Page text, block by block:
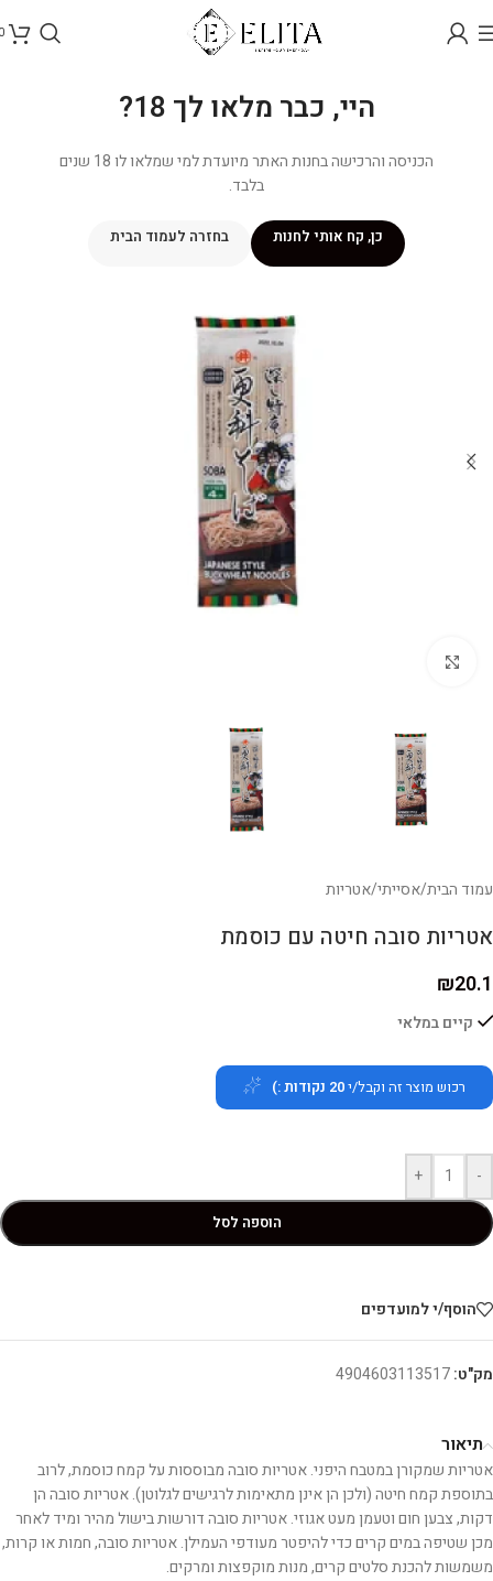
היי, כבר מלאו לך 18?
הכניסה והרכישה בחנות האתר מיועדת למי שמלאו לו 18 שנים
בלבד.
כן, קח אותי לחנות בחזרה לעמוד הבית
עמוד הבית/אסייתי/אטריות
אטריות סובה חיטה עם כוסמת
₪20.1
קיים במלאי
רכוש מוצר זה וקבל/י20 נקודות :)
-
+
הוספה לסל
הוסף/י למועדפים
מק"ט:4904603113517
תיאור
אטריות שמקורן במטבח היפני. אטריות סובה מבוססות על קמח כוסמת, לרוב
בתוספת קמח חיטה (ולכן הן אינן מתאימות לרגישים לגלוטן). אטריות סובה הן
דקות, צבען חום וטעמן מעט אגוזי. אטריות סובה דורשות בישול מהיר ומיד לאחר
מכן שטיפה במים קרים כדי להיפטר מעודפי העמילן. אטריות סובה, חמות או קרות,
משמשות להכנת סלטים קרים, מנות מוקפצות ומרקים.